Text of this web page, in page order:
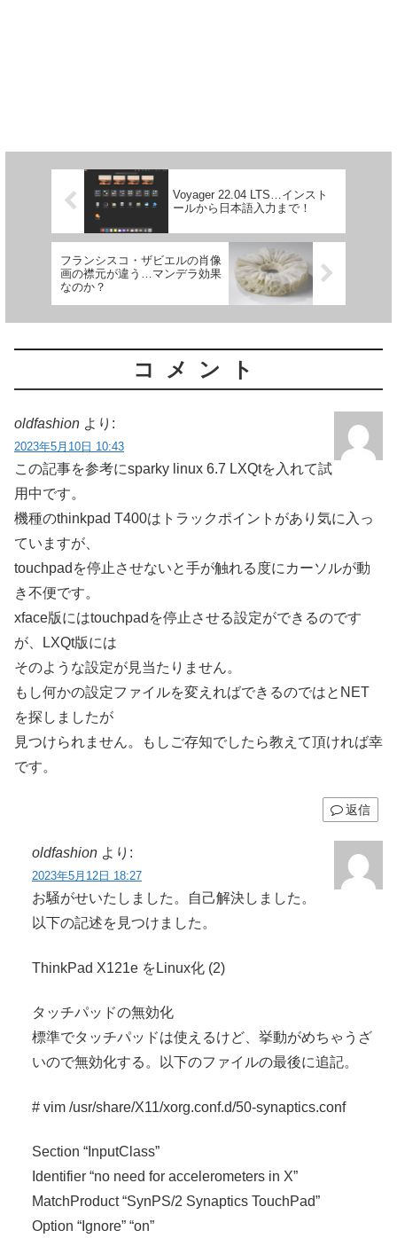
Voyager 22.04 LTS…インスト
ールから日本語入力まで！
フランシスコ・ザビエルの肖像
画の襟元が違う…マンデラ効果
なのか？
コメント
oldfashion より:
2023年5月10日 10:43
この記事を参考にsparky linux 6.7 LXQtを入れて試
用中です。
機種のthinkpad T400はトラックポイントがあり気に入っ
ていますが、
touchpadを停止させないと手が触れる度にカーソルが動
き不便です。
xface版にはtouchpadを停止させる設定ができるのです
が、LXQt版には
そのような設定が見当たりません。
もし何かの設定ファイルを変えればできるのではとNET
を探しましたが
見つけられません。もしご存知でしたら教えて頂ければ幸
です。
返信
oldfashion より:
2023年5月12日 18:27
お騒がせいたしました。自己解決しました。
以下の記述を見つけました。
ThinkPad X121e をLinux化 (2)
タッチパッドの無効化
標準でタッチパッドは使えるけど、挙動がめちゃうざ
いので無効化する。以下のファイルの最後に追記。
# vim /usr/share/X11/xorg.conf.d/50-synaptics.conf
Section “InputClass”
Identifier “no need for accelerometers in X”
MatchProduct “SynPS/2 Synaptics TouchPad”
Option “Ignore” “on”